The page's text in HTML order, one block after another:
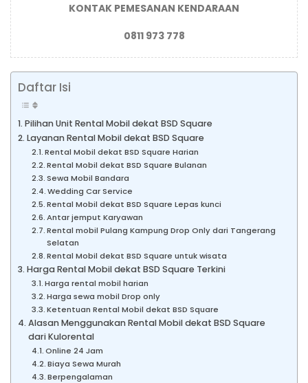
KONTAK PEMESANAN KENDARAAN
0811 973 778
Daftar Isi
Pilihan Unit Rental Mobil dekat BSD Square
Layanan Rental Mobil dekat BSD Square
Rental Mobil dekat BSD Square Harian
Rental Mobil dekat BSD Square Bulanan
Sewa Mobil Bandara
Wedding Car Service
Rental Mobil dekat BSD Square Lepas kunci
Antar jemput Karyawan
Rental mobil Pulang Kampung Drop Only dari Tangerang
Selatan
Rental Mobil dekat BSD Square untuk wisata
Harga Rental Mobil dekat BSD Square Terkini
Harga rental mobil harian
Harga sewa mobil Drop only
Ketentuan Rental Mobil dekat BSD Square
Alasan Menggunakan Rental Mobil dekat BSD Square
dari Kulorental
Online 24 Jam
Biaya Sewa Murah
Berpengalaman